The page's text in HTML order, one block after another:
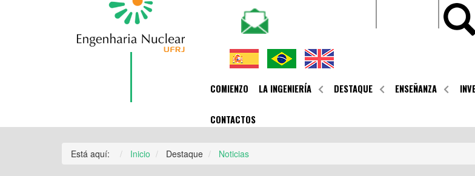
COMIENZO LA INGENIERÍA DESTAQUE ENSEÑANZA
CONTACTOS
Está aquí: Inicio Destaque Noticias